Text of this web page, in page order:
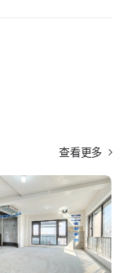
查看更多